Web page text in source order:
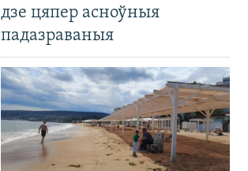
дзе цяпер асноўныя
падазраваныя